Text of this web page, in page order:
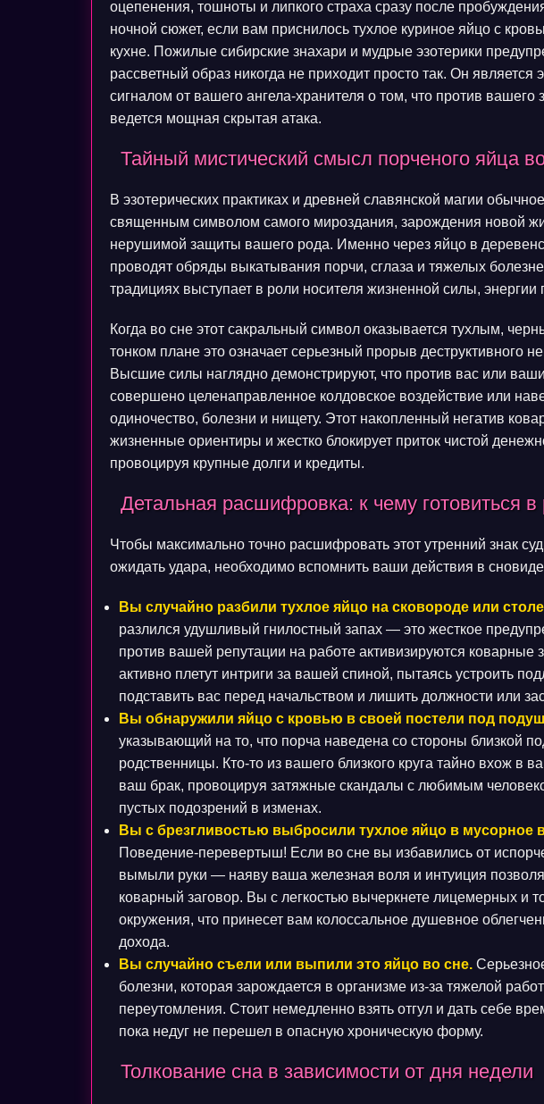
оцепенения, тошноты и липкого страха сразу после
ночной сюжет, если вам приснилось тухлое куриное яйцо с
кухне. Пожилые сибирские знахари и мудрые эзотерики
рассветный образ никогда не приходит просто так. Он
сигналом от вашего ангела-хранителя о том, что против вашего
ведется мощная скрытая атака.
Тайный мистический смысл порченого яйца
В эзотерических практиках и древней славянской магии
священным символом самого мироздания, зарождения новой
нерушимой защиты вашего рода. Именно через яйцо в
проводят обряды выкатывания порчи, сглаза и тяжелых
традициях выступает в роли носителя жизненной силы, энергии
Когда во сне этот сакральный символ оказывается тухлым,
тонком плане это означает серьезный прорыв деструктивного
Высшие силы наглядно демонстрируют, что против вас или
совершено целенаправленное колдовское воздействие или
одиночество, болезни и нищету. Этот накопленный негатив
жизненные ориентиры и жестко блокирует приток чистой
провоцируя крупные долги и кредиты.
Детальная расшифровка: к чему готовиться
Чтобы максимально точно расшифровать этот утренний знак
ожидать удара, необходимо вспомнить ваши действия в
Вы случайно разбили тухлое яйцо на сковороде или
разлился удушливый гнилостный запах — это жесткое
против вашей репутации на работе активизируются коварные
активно плетут интриги за вашей спиной, пытаясь устроить
подставить вас перед начальством и лишить должности или
Вы обнаружили яйцо с кровью в своей постели под
указывающий на то, что порча наведена со стороны близкой
родственницы. Кто-то из вашего близкого круга тайно вхож в
ваш брак, провоцируя затяжные скандалы с любимым
пустых подозрений в изменах.
Вы с брезгливостью выбросили тухлое яйцо в мусорное
Поведение-перевертыш! Если во сне вы избавились от
вымыли руки — наяву ваша железная воля и интуиция
коварный заговор. Вы с легкостью вычеркнете лицемерных и
окружения, что принесет вам колоссальное душевное
дохода.
Вы случайно съели или выпили это яйцо во сне.
болезни, которая зарождается в организме из-за тяжелой
переутомления. Стоит немедленно взять отгул и дать себе
пока недуг не перешел в опасную хроническую форму.
Толкование сна в зависимости от дня недели